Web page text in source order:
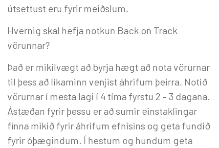
útsettust eru fyrir meiðslum.
Hvernig skal hefja notkun Back on Track
vörunnar?
Það er mikilvægt að byrja hægt að nota vörurnar
til þess að líkaminn venjist áhrifum þeirra. Notið
vörurnar í mesta lagi í 4 tíma fyrstu 2 – 3 dagana.
Ástæðan fyrir þessu er að sumir einstaklingar
finna mikið fyrir áhrifum efnisins og geta fundið
fyrir óþægindum. Í hestum og hundum geta